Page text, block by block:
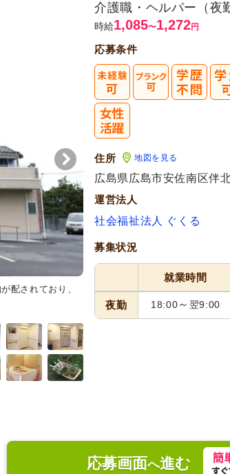
配されており、
共有スペース
窓から自然光が差
ュニケーションを楽しむことがで
介護職・ヘルパー（夜
時給1,085〜1,272円
応募条件
住所 地図を見る
広島県広島市安佐南区伴
運営法人
社会福祉法人 ぐくる
募集状況
就業時間
夜勤 18:00～ 翌9:00
応募画面へ進む